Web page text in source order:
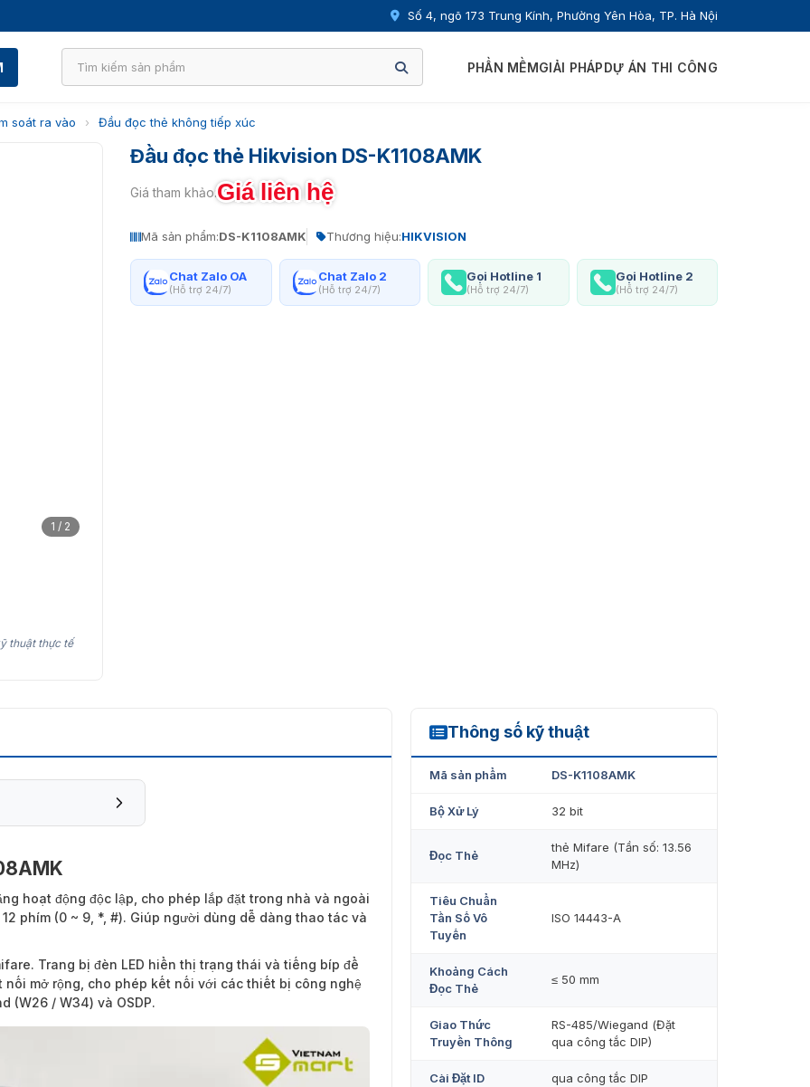
Số 4, ngõ 173 Trung Kính, Phường Yên Hòa, TP. Hà Nội
PHẦN MỀMGIẢI PHÁPDỰ ÁN THI CÔNG
soát ra vào › Đầu đọc thẻ không tiếp xúc
1 / 2
thuật thực tế
Đầu đọc thẻ Hikvision DS-K1108AMK
Giá tham khảo:Giá liên hệ
Mã sản phẩm:DS-K1108AMK Thương hiệu:HIKVISION
Chat Zalo OA
(Hỗ trợ 24/7)
Chat Zalo 2
(Hỗ trợ 24/7)
Gọi Hotline 1
(Hỗ trợ 24/7)
Gọi Hotline 2
(Hỗ trợ 24/7)
hoạt động độc lập, cho phép lắp đặt trong nhà và ngoài
phím (0 ~ 9, *, #). Giúp người dùng dễ dàng thao tác và
Trang bị đèn LED hiển thị trạng thái và tiếng bíp để
mở rộng, cho phép kết nối với các thiết bị công nghệ
(W26 / W34) và OSDP.
Thông số kỹ thuật
DS-K1108AMK
Mã sản phẩm DS-K1108AMK
Bộ Xử Lý 32 bit
Đọc Thẻ
thẻ Mifare (Tần số: 13.56
MHz)
Tiêu Chuẩn
Tần Số Vô
Tuyến
ISO 14443-A
Khoảng Cách
Đọc Thẻ
≤ 50 mm
Giao Thức
Truyền Thông
RS-485/Wiegand (Đặt
qua công tắc DIP)
Cài Đặt ID qua công tắc DIP